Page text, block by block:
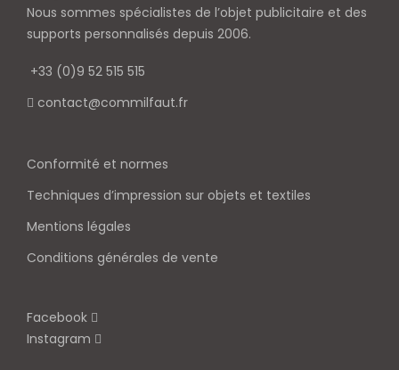
Nous sommes spécialistes de l’objet publicitaire et des
supports personnalisés depuis 2006.
+33 (0)9 52 515 515
contact@commilfaut.fr
Conformité et normes
Techniques d’impression sur objets et textiles
Mentions légales
Conditions générales de vente
Facebook
Instagram